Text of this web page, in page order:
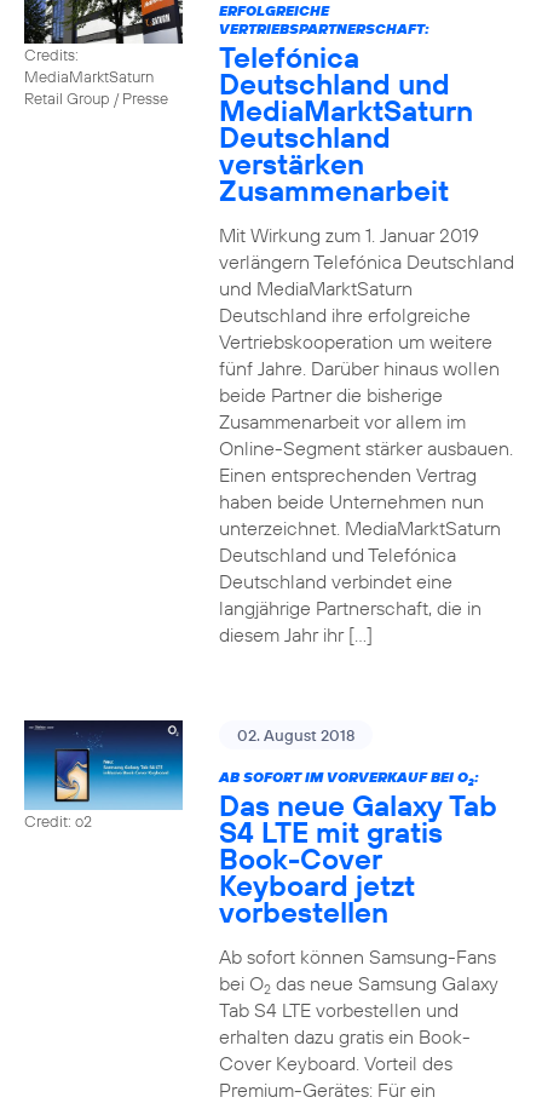
Credits:
MediaMarktSaturn
Retail Group / Presse
ERFOLGREICHE
VERTRIEBSPARTNERSCHAFT:
Telefónica
Deutschland und
MediaMarktSaturn
Deutschland
verstärken
Zusammenarbeit
Mit Wirkung zum 1. Januar 2019
verlängern Telefónica Deutschland
und MediaMarktSaturn
Deutschland ihre erfolgreiche
Vertriebskooperation um weitere
fünf Jahre. Darüber hinaus wollen
beide Partner die bisherige
Zusammenarbeit vor allem im
Online-Segment stärker ausbauen.
Einen entsprechenden Vertrag
haben beide Unternehmen nun
unterzeichnet. MediaMarktSaturn
Deutschland und Telefónica
Deutschland verbindet eine
langjährige Partnerschaft, die in
diesem Jahr ihr […]
Credit: o2
02. August 2018
AB SOFORT IM VORVERKAUF BEI O2:
Das neue Galaxy Tab
S4 LTE mit gratis
Book-Cover
Keyboard jetzt
vorbestellen
Ab sofort können Samsung-Fans
bei O2das neue Samsung Galaxy
Tab S4 LTE vorbestellen und
erhalten dazu gratis ein Book-
Cover Keyboard. Vorteil des
Premium-Gerätes: Für ein